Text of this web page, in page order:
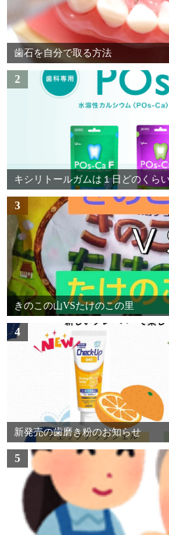
歯石を自分で取る方法
2
キシリトールガムは１日どのくら
3
きのこの山VSたけのこの里
4
新発売の歯磨き粉のお知らせ
5